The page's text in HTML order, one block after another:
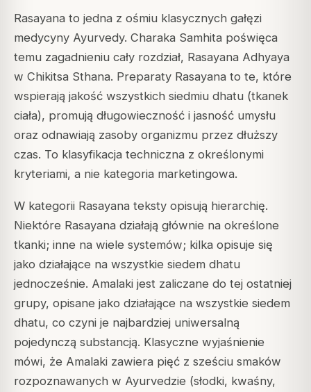
Rasayana to jedna z ośmiu klasycznych gałęzi
medycyny Ayurvedy. Charaka Samhita poświęca
temu zagadnieniu cały rozdział, Rasayana Adhyaya
w Chikitsa Sthana. Preparaty Rasayana to te, które
wspierają jakość wszystkich siedmiu dhatu (tkanek
ciała), promują długowieczność i jasność umysłu
oraz odnawiają zasoby organizmu przez dłuższy
czas. To klasyfikacja techniczna z określonymi
kryteriami, a nie kategoria marketingowa.
W kategorii Rasayana teksty opisują hierarchię.
Niektóre Rasayana działają głównie na określone
tkanki; inne na wiele systemów; kilka opisuje się
jako działające na wszystkie siedem dhatu
jednocześnie. Amalaki jest zaliczane do tej ostatniej
grupy, opisane jako działające na wszystkie siedem
dhatu, co czyni je najbardziej uniwersalną
pojedynczą substancją. Klasyczne wyjaśnienie
mówi, że Amalaki zawiera pięć z sześciu smaków
rozpoznawanych w Ayurvedzie (słodki, kwaśny,